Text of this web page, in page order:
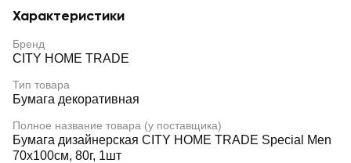
Характеристики
Бренд
CITY HOME TRADE
Тип товара
Бумага декоративная
Полное название товара (у поставщика)
Бумага дизайнерская CITY HOME TRADE Special Men
70х100см, 80г, 1шт